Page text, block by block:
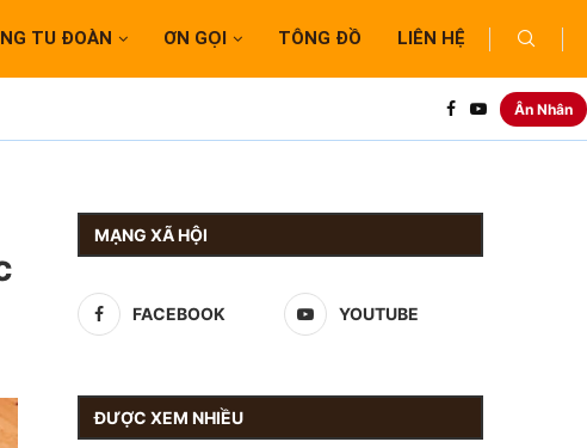
TU ĐOÀN ƠN GỌI TÔNG ĐỒ LIÊN HỆ
Ân Nhân
MẠNG XÃ HỘI
FACEBOOK YOUTUBE
ĐƯỢC XEM NHIỀU